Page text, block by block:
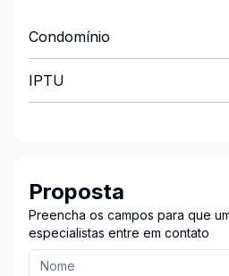
Condomínio
IPTU
Proposta
Preencha os campos para que
especialistas entre em contato